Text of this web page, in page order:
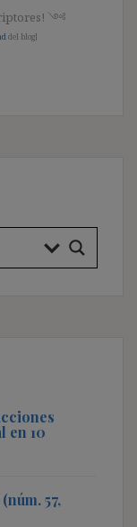
༺
del blog]
en 10
57,